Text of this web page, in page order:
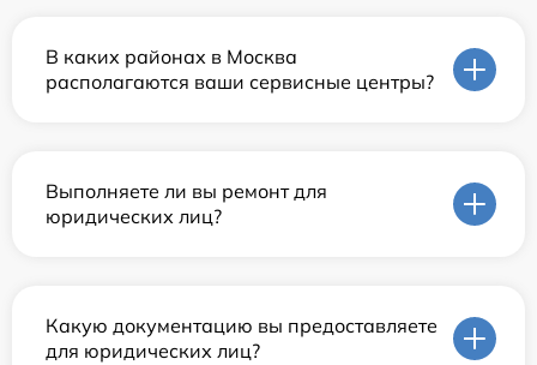
В каких районах в Москва
располагаются ваши сервисные центры?
Выполняете ли вы ремонт для
юридических лиц?
Какую документацию вы предоставляете
для юридических лиц?